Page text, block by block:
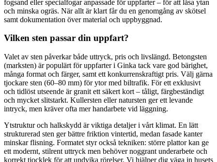
fogsand eller specialfogar anpassade för uppfarter – för att låsa ytan
och minska ogräs. När allt är klart får du en genomgång av skötsel
samt dokumentation över material och uppbyggnad.
Vilken sten passar din uppfart?
Valet av sten påverkar både uttryck, pris och livslängd. Betongsten
(marksten) är populärt för uppfarter i Ginka tack vare god bärighet,
många format och färger, samt ett konkurrenskraftigt pris. Välj gärna
tjockare sten (60–80 mm) för ytor med biltrafik. För ett exklusivt
och tidlöst utseende är granit ett säkert kort – tåligt, färgbeständigt
och mycket slitstarkt. Kullersten eller natursten ger ett levande
intryck, men kräver ofta mer handarbete vid läggning.
Ytstruktur och halkskydd är viktiga detaljer i vårt klimat. En lätt
strukturerad sten ger bättre friktion vintertid, medan fasade kanter
minskar flisning. Formatet styr också tekniken: större plattor kan ge
ett modernt, stilrent uttryck men behöver noggrant underarbete och
korrekt tjocklek för att undvika rörelser. Vi hjälper dig väga in husets